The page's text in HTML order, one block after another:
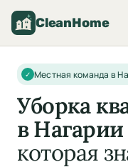
CleanHome
✓ Местная команда в
Уборка
в
которая